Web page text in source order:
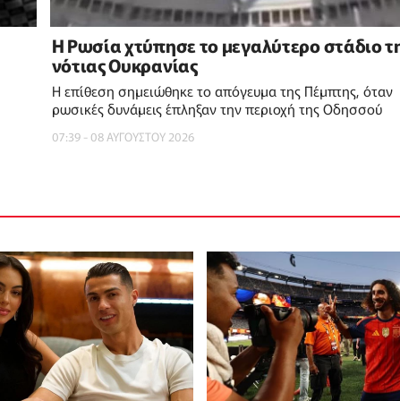
Η Ρωσία χτύπησε το μεγαλύτερο στάδιο
νότιας Ουκρανίας
Η επίθεση σημειώθηκε το απόγευμα της Πέμπτης, όταν
ρωσικές δυνάμεις έπληξαν την περιοχή της Οδησσού
07:39 - 08 ΑΥΓΟΥΣΤΟΥ 2026